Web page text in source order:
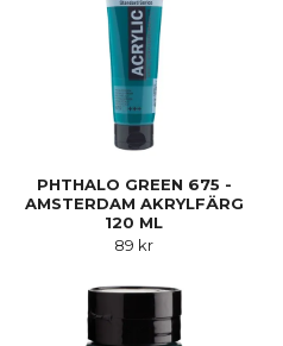
PHTHALO GREEN 675 -
AMSTERDAM AKRYLFÄRG
120 ML
89 kr